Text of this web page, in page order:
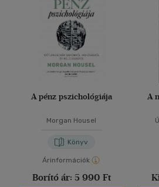
A pénz pszichológiája
Morgan Housel
Könyv
Árinformációk
Borító ár: 5 990 Ft
A